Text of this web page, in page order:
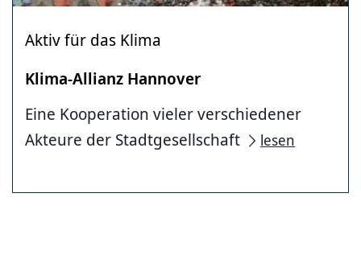
Aktiv für das Klima
Klima-Allianz Hannover
Eine Kooperation vieler verschiedener
Akteure der Stadtgesellschaft
lesen